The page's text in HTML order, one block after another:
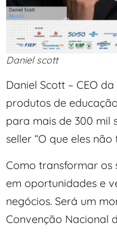
Daniel scott
Daniel Scott – CEO
produtos de
para mais de 300 mil
seller “O que eles
Como transformar os
em oportunidades e
negócios. Será um
Convenção Nacional